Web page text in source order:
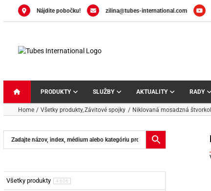
Nájdite pobočku! zilina@tubes-international.com
PRODUKTY SLUŽBY AKTUALITY RADY
Home Všetky produkty Závitové spojky Niklovaná mosadzná
Všetky produkty 4 606